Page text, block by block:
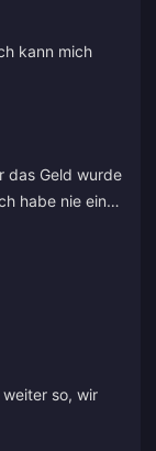
kann mich
das Geld wurde
habe nie eine
hat auch
ein Bot, weil er
so, wir